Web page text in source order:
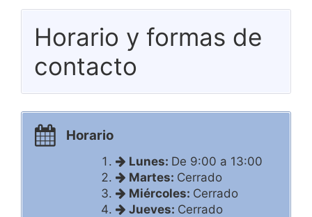
Horario y formas de
contacto
Horario
Lunes: De 9:00 a 13:00
Martes: Cerrado
Miércoles: Cerrado
Jueves: Cerrado